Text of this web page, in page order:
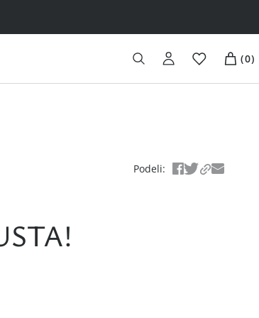
(0)
Podeli: